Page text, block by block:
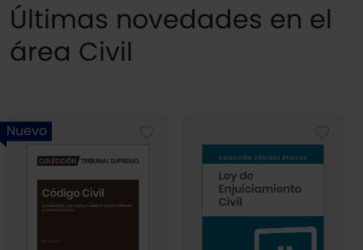
Últimas novedades en el
área Civil
Nuevo